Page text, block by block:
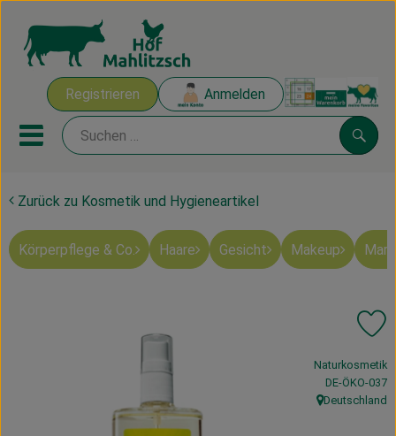
Registrieren Anmelden
Mobiles Menu öffnen oder
Ökokisten
Mahlitzscher Produkte
Zurück zu Kosmetik und Hygieneartikel
Körperpflege & Co. Haare Gesicht Makeup
, Verband:
Naturkosmetik
,DE-ÖKO-037
, Herkunft:
Deutschland